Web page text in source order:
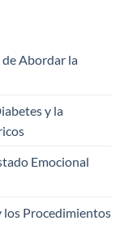
Abordar la
y la
Emocional
los Procedimientos